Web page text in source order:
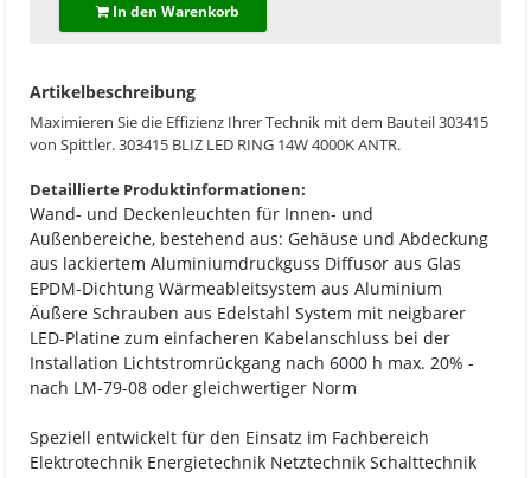
In den Warenkorb
Artikelbeschreibung
Maximieren Sie die Effizienz Ihrer Technik mit dem Bauteil 303415
von Spittler. 303415 BLIZ LED RING 14W 4000K ANTR.
Detaillierte Produktinformationen:
Wand- und Deckenleuchten für Innen- und
Außenbereiche, bestehend aus: Gehäuse und Abdeckung
aus lackiertem Aluminiumdruckguss Diffusor aus Glas
EPDM-Dichtung Wärmeableitsystem aus Aluminium
Äußere Schrauben aus Edelstahl System mit neigbarer
LED-Platine zum einfacheren Kabelanschluss bei der
Installation Lichtstromrückgang nach 6000 h max. 20% -
nach LM-79-08 oder gleichwertiger Norm
Speziell entwickelt für den Einsatz im Fachbereich
Elektrotechnik Energietechnik Netztechnik Schalttechnik